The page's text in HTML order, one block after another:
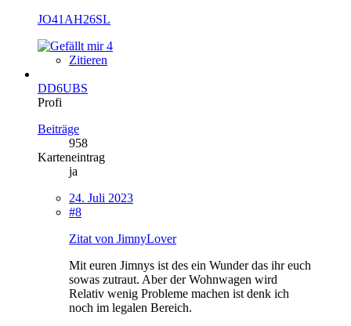
JO41AH26SL
4
Zitieren
DD6UBS
Profi
Beiträge
958
Karteneintrag
ja
24. Juli 2023
#8
Zitat von JimnyLover
Mit euren Jimnys ist des ein Wunder das ihr euch
sowas zutraut. Aber der Wohnwagen wird
Relativ wenig Probleme machen ist denk ich
noch im legalen Bereich.